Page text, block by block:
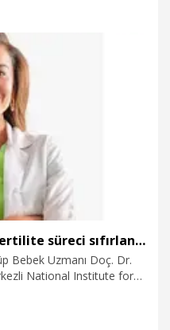
güvenlikten taviz
güvenliğimize tehdit
izin veremeyiz” dedi.
‘Gebelik kaybı sonrası infertilite süreci sıfırlanmamalı’
Bebek Uzmanı Doç. Dr.
National Institute for